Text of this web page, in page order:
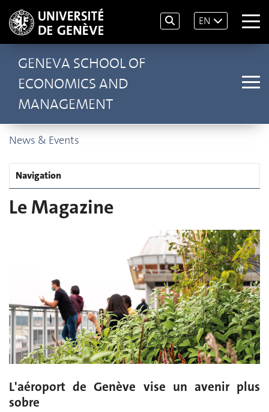
EN
GENEVA SCHOOL OF
ECONOMICS AND
MANAGEMENT
News & Events
Navigation
Le Magazine
L'aéroport de Genève vise un avenir plus
sobre